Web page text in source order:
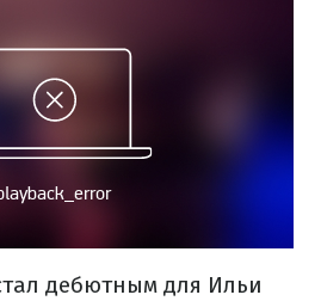
дебютным для Ильи